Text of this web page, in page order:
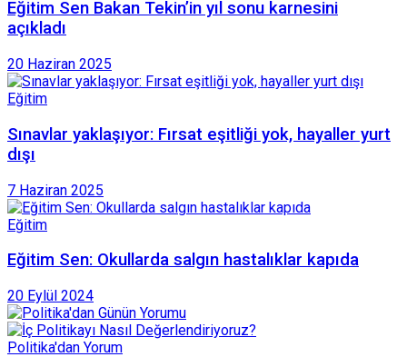
Eğitim Sen Bakan Tekin’in yıl sonu karnesini
açıkladı
20 Haziran 2025
Eğitim
Sınavlar yaklaşıyor: Fırsat eşitliği yok, hayaller yurt
dışı
7 Haziran 2025
Eğitim
Eğitim Sen: Okullarda salgın hastalıklar kapıda
20 Eylül 2024
Politika'dan Yorum